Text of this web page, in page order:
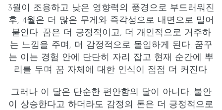
3월이 조용하고 낮은 영향력의 풍경으로 부드러워진
후, 4월은 더 많은 무게와 즉각성으로 내면으로 밀어
붙인다. 꿈은 더 긍정적이고, 더 개인적으로 거주하
는 느낌을 주며, 더 감정적으로 몰입하게 된다. 꿈꾸
는 이는 경험 안에 단단히 자리 잡고 현재 순간에 뿌
리를 두며 꿈 자체에 대한 인식이 점점 더 커진다.
그러나 이 달은 단순한 편안함의 달이 아니다. 불안
이 상승한다고 하더라도 감정의 톤은 더 긍정적으로